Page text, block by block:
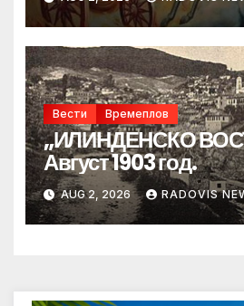
Вести Времеплов
„ИЛИНДЕНСКО
Август 1903 год.
AUG 2, 2026 RADOVIS